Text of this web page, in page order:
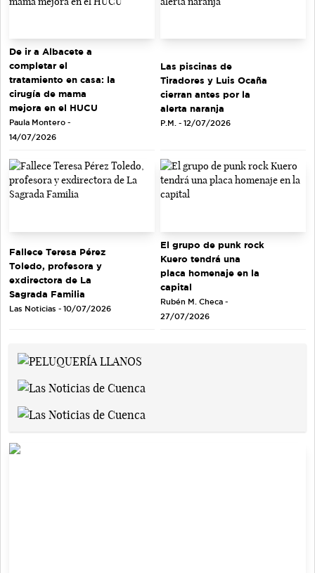
De ir a Albacete a
completar el
tratamiento en casa: la
cirugía de mama
mejora en el HUCU
Paula Montero -
14/07/2026
Las piscinas de
Tiradores y Luis Ocaña
cierran antes por la
alerta naranja
P.M. - 12/07/2026
Fallece Teresa Pérez
Toledo, profesora y
exdirectora de La
Sagrada Familia
Las Noticias - 10/07/2026
El grupo de punk rock
Kuero tendrá una
placa homenaje en la
capital
Rubén M. Checa -
27/07/2026